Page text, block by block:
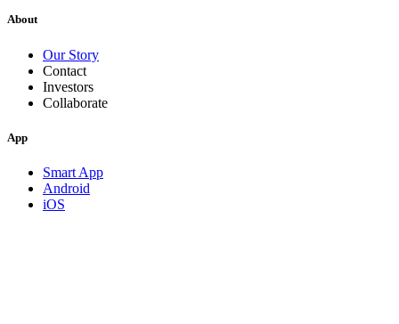
About
Our Story
Contact
Investors
Collaborate
App
Smart App
Android
iOS